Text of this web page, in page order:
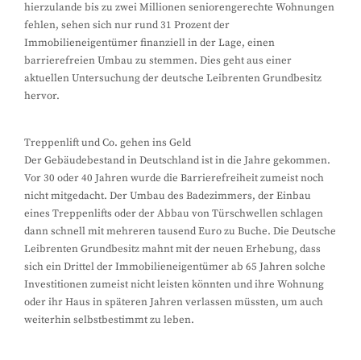
hierzulande bis zu zwei Millionen seniorengerechte Wohnungen
fehlen, sehen sich nur rund 31 Prozent der
Immobilieneigentümer finanziell in der Lage, einen
barrierefreien Umbau zu stemmen. Dies geht aus einer
aktuellen Untersuchung der deutsche Leibrenten Grundbesitz
hervor.
Treppenlift und Co. gehen ins Geld
Der Gebäudebestand in Deutschland ist in die Jahre gekommen.
Vor 30 oder 40 Jahren wurde die Barrierefreiheit zumeist noch
nicht mitgedacht. Der Umbau des Badezimmers, der Einbau
eines Treppenlifts oder der Abbau von Türschwellen schlagen
dann schnell mit mehreren tausend Euro zu Buche. Die Deutsche
Leibrenten Grundbesitz mahnt mit der neuen Erhebung, dass
sich ein Drittel der Immobilieneigentümer ab 65 Jahren solche
Investitionen zumeist nicht leisten könnten und ihre Wohnung
oder ihr Haus in späteren Jahren verlassen müssten, um auch
weiterhin selbstbestimmt zu leben.